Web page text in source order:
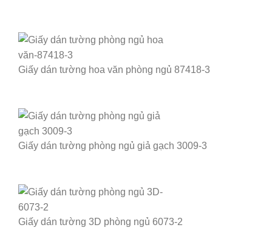
Giấy dán tường hoa văn phòng ngủ 87418-3
Giấy dán tường phòng ngủ giả gạch 3009-3
Giấy dán tường 3D phòng ngủ 6073-2